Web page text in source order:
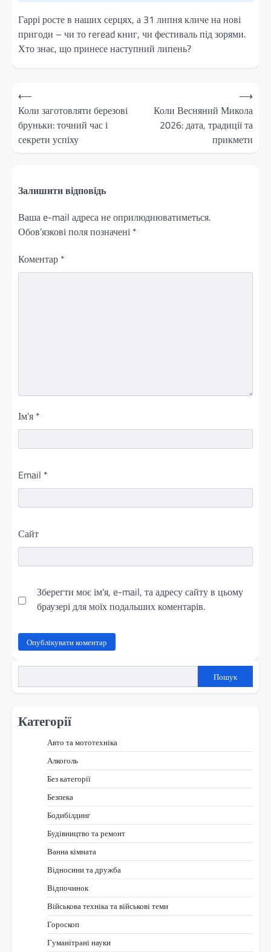
Гаррі росте в наших серцях, а 31 липня кличе на нові
пригоди – чи то reread книг, чи фестиваль під зорями.
Хто знає, що принесе наступний липень?
Навігація
записів
⟵
Коли заготовляти березові
бруньки: точний час і
секрети успіху
Коли Весняний Микола
2026: дата, традиції та
прикмети
⟶
Залишити відповідь
Ваша e-mail адреса не оприлюднюватиметься.
Обов’язкові поля позначені *
Коментар *
Ім'я *
Email *
Сайт
Зберегти моє ім'я, e-mail, та адресу сайту в цьому
браузері для моїх подальших коментарів.
Пошук
Категорії
Авто та мототехніка
Алкоголь
Без категорії
Безпека
Бодибілдинг
Будівництво та ремонт
Ванна кімната
Відносини та дружба
Відпочинок
Військова техніка та військові теми
Гороскоп
Гуманітрані науки